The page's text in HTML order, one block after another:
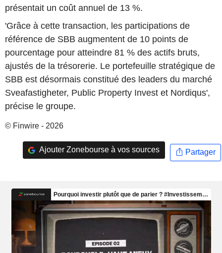
présentait un coût annuel de 13 %.
'Grâce à cette transaction, les participations de
référence de SBB augmentent de 10 points de
pourcentage pour atteindre 81 % des actifs bruts,
ajustés de la trésorerie. Le portefeuille stratégique de
SBB est désormais constitué des leaders du marché
Sveafastigheter, Public Property Invest et Nordiqus',
précise le groupe.
© Finwire - 2026
Ajouter Zonebourse à vos sources Partager